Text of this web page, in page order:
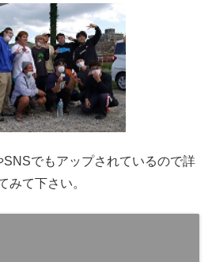
でもアップされているので詳
みて下さい。